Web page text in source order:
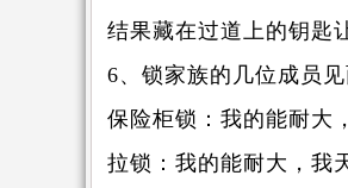
结果藏在过道上的钥匙
6、锁家族的几位成员见
保险柜锁：我的能耐大
拉锁：我的能耐大，我